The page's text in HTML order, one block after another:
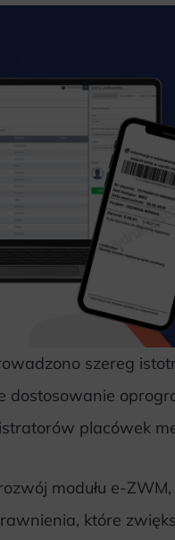
szereg
dostosowanie
placówek
modułu e-ZWM,
które